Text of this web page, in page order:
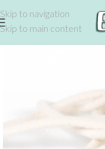
Skip to navigation
Skip to main content